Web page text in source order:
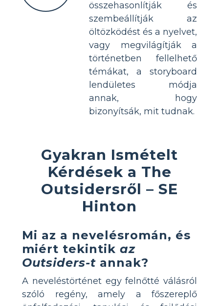
összehasonlítják és
szembeállítják az
öltözködést és a nyelvet,
vagy megvilágítják a
történetben fellelhető
témákat, a storyboard
lendületes módja
annak, hogy
bizonyítsák, mit tudnak.
Gyakran Ismételt
Kérdések a The
Outsidersről – SE
Hinton
Mi az a nevelésromán, és
miért tekintik az
Outsiders-t annak?
A neveléstörténet egy felnőtté válásról
szóló regény, amely a főszereplő